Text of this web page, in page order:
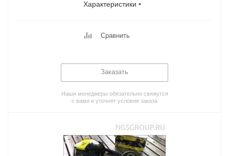
Характеристики
Сравнить
Заказать
Наши менеджеры обязательно свяжутся
с вами и уточнят условия заказа